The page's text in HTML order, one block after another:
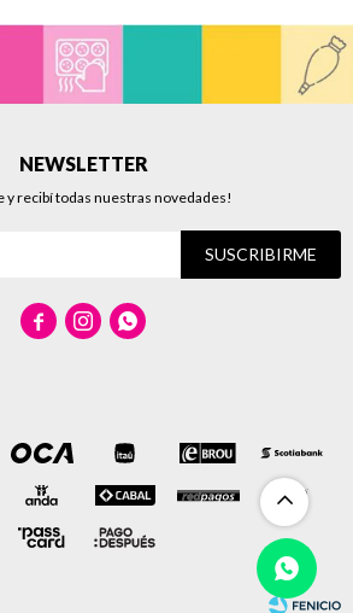
NEWSLETTER
y recibí todas nuestras novedades!
SUSCRIBIRME
  